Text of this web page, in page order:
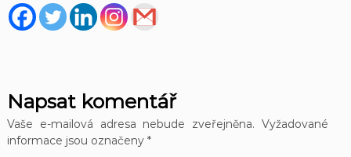
Napsat komentář
Vaše e-mailová adresa nebude zveřejněna. Vyžadované
informace jsou označeny *